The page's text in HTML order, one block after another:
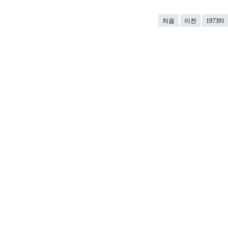
처음 이전 197391